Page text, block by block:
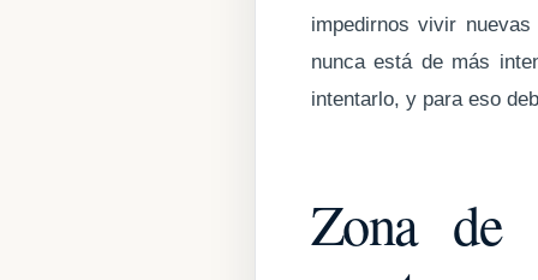
impedirnos vivir
nunca está de más
intentarlo, y para eso
Zona de